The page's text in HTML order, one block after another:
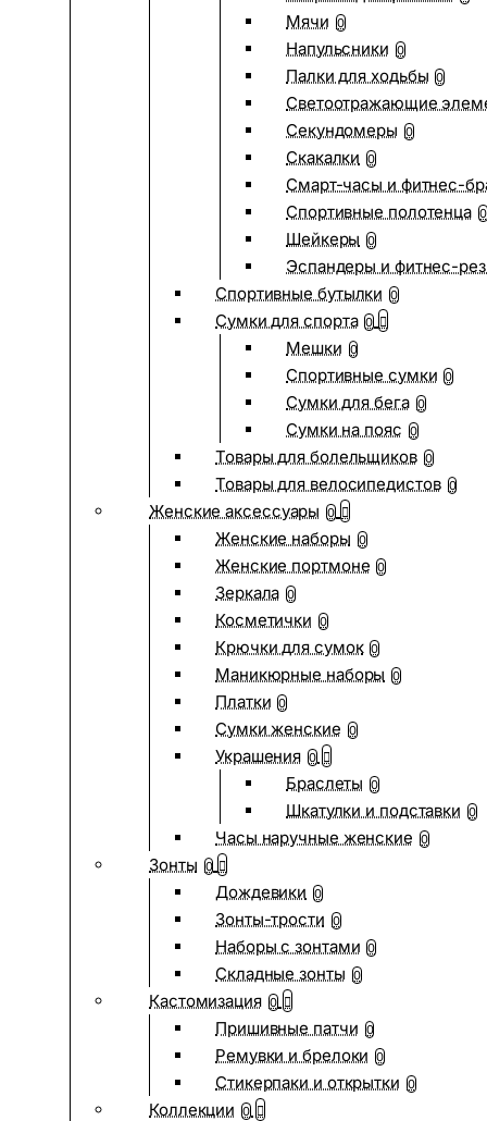
Мячи 0
Напульсники 0
Палки для ходьбы 0
Светоотражающие
Секундомеры 0
Скакалки 0
Смарт-часы и фитнес-
Спортивные полотенца 0
Шейкеры 0
Эспандеры и фитнес-
Спортивные бутылки 0
Сумки для спорта 0
Мешки 0
Спортивные сумки 0
Сумки для бега 0
Сумки на пояс 0
Товары для болельщиков 0
Товары для велосипедистов 0
Женские аксессуары 0
Женские наборы 0
Женские портмоне 0
Зеркала 0
Косметички 0
Крючки для сумок 0
Маникюрные наборы 0
Платки 0
Сумки женские 0
Украшения 0
Браслеты 0
Шкатулки и подставки 0
Часы наручные женские 0
Зонты 0
Дождевики 0
Зонты-трости 0
Наборы с зонтами 0
Складные зонты 0
Кастомизация 0
Пришивные патчи 0
Ремувки и брелоки 0
Стикерпаки и открытки 0
Коллекции 0